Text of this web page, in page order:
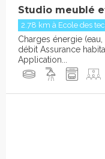
Studio meublé
2.78 km à Ecole des
Charges énergie
débit Assurance
Application...